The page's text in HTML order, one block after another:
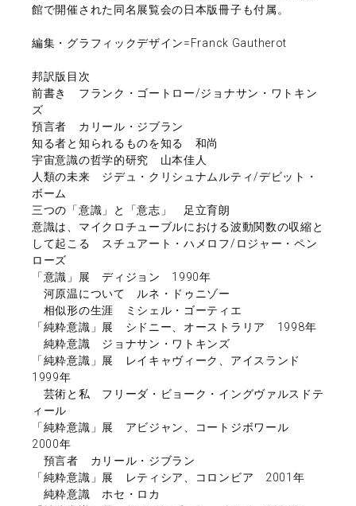
館で開催された同名展覧会の日本版冊子も付属。
編集・グラフィックデザイン=Franck Gautherot
邦訳版目次
前書き フランク・ゴートロー/ジョナサン・ワトキン
ズ
預言者 カリール・ジブラン
知る者と知られるものを知る 和尚
宇宙意識の哲学的研究 山本佳人
人類の未来 ジデュ・クリシュナムルティ/デビット・
ボーム
三つの「意識」と「意志」 足立育朗
意識は、マイクロチューブルにおける波動関数の収縮と
して起こる スチュアート・ハメロフ/ロジャー・ペン
ローズ
「意識」展 ディジョン 1990年
河原温について ルネ・ドゥニゾー
相似形の生涯 ミシェル・ゴーティエ
「純粋意識」展 シドニー、オーストラリア 1998年
純粋意識 ジョナサン・ワトキンズ
「純粋意識」展 レイキャヴィーク、アイスランド
1999年
芸術と私 フリーダ・ビョーク・イングヴァルスドテ
ィール
「純粋意識」展 アビジャン、コートジボワール
2000年
預言者 カリール・ジブラン
「純粋意識」展 レティシア、コロンビア 2001年
純粋意識 ホセ・ロカ